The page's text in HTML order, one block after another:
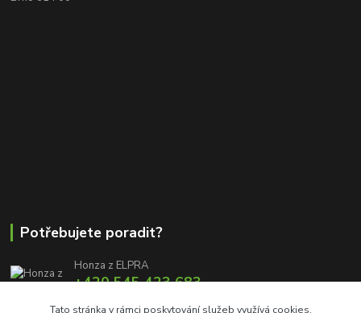
Potřebujete poradit?
Honza z ELPRA
+420 545 423 683
Tato stránka v rámci poskytování služeb využívá cookies.